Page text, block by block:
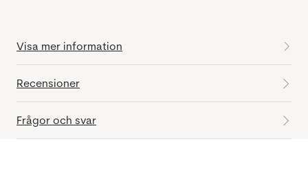
Visa mer information
Recensioner
Frågor och svar